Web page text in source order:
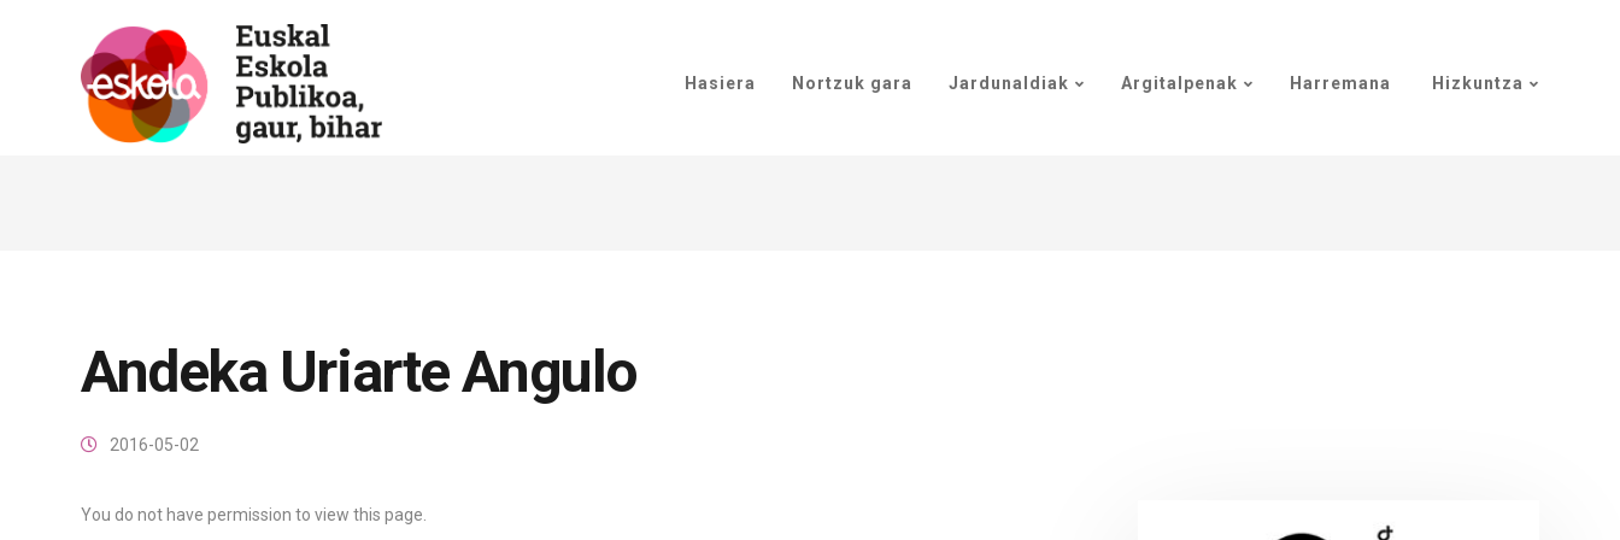
Hasiera Nortzuk gara Jardunaldiak Argitalpenak Harremana Hizkuntza
Andeka Uriarte Angulo
2016-05-02
You do not have permission to view this page.